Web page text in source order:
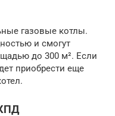
газовые котлы.
и смогут
до 300 м². Если
приобрести еще